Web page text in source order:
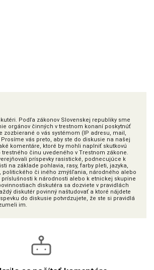
Podľa zákonov Slovenskej republiky sme
orgánov činných v trestnom konaní poskytnúť
zozbierané o vás systémom (IP adresu, mail,
vás preto, aby ste do diskusie na našej
komentáre, ktoré by mohli naplniť skutkovú
činu uvedeného v Trestnom zákone.
príspevky rasistické, podnecujúce k
na základe pohlavia, rasy, farby pleti, jazyka,
politického či iného zmýšľania, národného alebo
k národnosti alebo k etnickej skupine
diskutéra sa dozviete v pravidlách
diskutér povinný naštudovať a ktoré nájdete
do diskusie potvrdzujete, že ste si pravidlá
im.